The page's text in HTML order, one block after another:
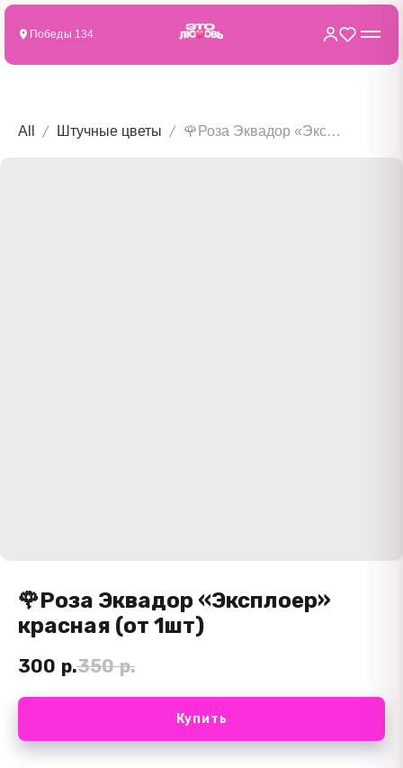
Победы 134
All Штучные цветы 🌹Роза Эквадор «Эксплоер» красная (от 1шт)
🌹Роза Эквадор «Эксплоер»
красная (от 1шт)
300 р.350 р.
Купить